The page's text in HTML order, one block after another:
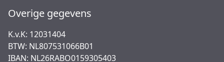
Overige gegevens
K.v.K: 12031404
BTW: NL807531066B01
IBAN: NL26RABO0159305403